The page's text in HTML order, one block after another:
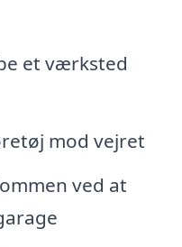
et værksted
mod vejret
ved at